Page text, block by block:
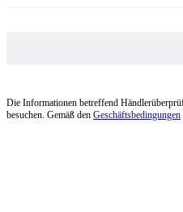
Die Informationen betreffend
besuchen. Gemäß den Geschäftsbedingungen